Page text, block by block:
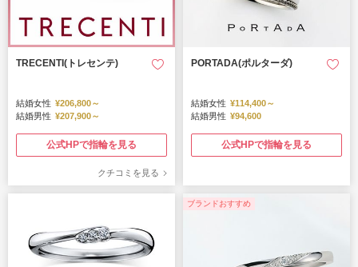
TRECENTI(トレセンテ)
結婚女性 ¥206,800～
結婚男性 ¥207,900～
公式HPで指輪を見る
クチコミを見る
PORTADA(ポルターダ)
結婚女性 ¥114,400～
結婚男性 ¥94,600
公式HPで指輪を見る
ブランドおすすめ